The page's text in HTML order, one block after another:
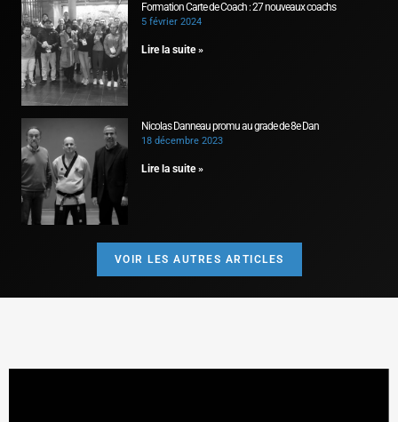
Formation Carte de Coach : 27 nouveaux coachs
5 février 2024
Lire la suite »
Nicolas Danneau promu au grade de 8e Dan
18 décembre 2023
Lire la suite »
VOIR LES AUTRES ARTICLES